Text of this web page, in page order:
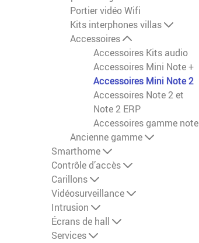
Portier vidéo Wifi
Kits interphones villas
Accessoires
Accessoires Kits audio
Accessoires Mini Note +
Accessoires Mini Note 2
Accessoires Note 2 et
Note 2 ERP
Accessoires gamme note
Ancienne gamme
Smarthome
Contrôle d’accès
Carillons
Vidéosurveillance
Intrusion
Écrans de hall
Services